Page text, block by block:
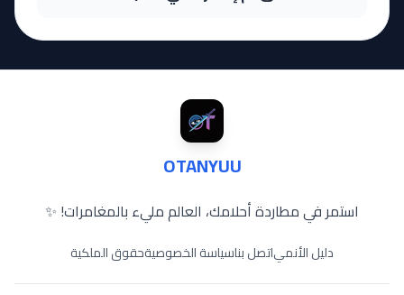
OTANYUU
استمر في مطاردة أحلامك، العالم مليء بالمغامرات! ✨
دليل الأنمياتصل بناسياسة الخصوصيةحقوق الملكية